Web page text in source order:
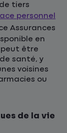
tiers
personnel
Assurances
en
être
santé, y
voisines
ou
de la vie